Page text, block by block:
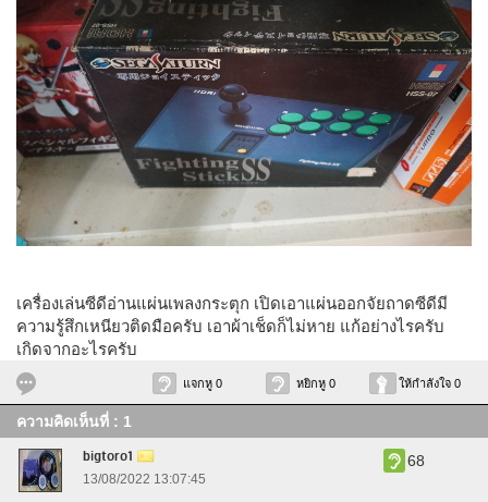
เครื่องเล่นซีดีอ่านแผ่นเพลงกระตุก เปิดเอาแผ่นออกจัยถาดซีดีมี
ความรู้สึกเหนียวติดมือครับ เอาผ้าเช็ดก็ไม่หาย แก้อย่างไรครับ
เกิดจากอะไรครับ
แจกหู 0 หยิกหู 0 ให้กำลังใจ 0
ความคิดเห็นที่ : 1
bigtoro1
13/08/2022 13:07:45
68